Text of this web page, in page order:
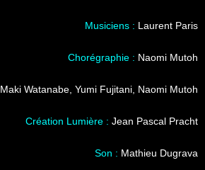
Musiciens : Laurent Paris
Chorégraphie : Naomi Mutoh
Maki Watanabe, Yumi Fujitani, Naomi Mutoh
Création Lumière : Jean Pascal Pracht
Son : Mathieu Dugrava